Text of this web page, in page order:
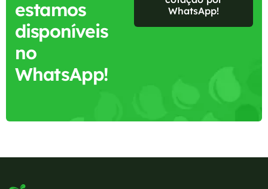
estamos
disponíveis
no
WhatsApp!
WhatsApp!